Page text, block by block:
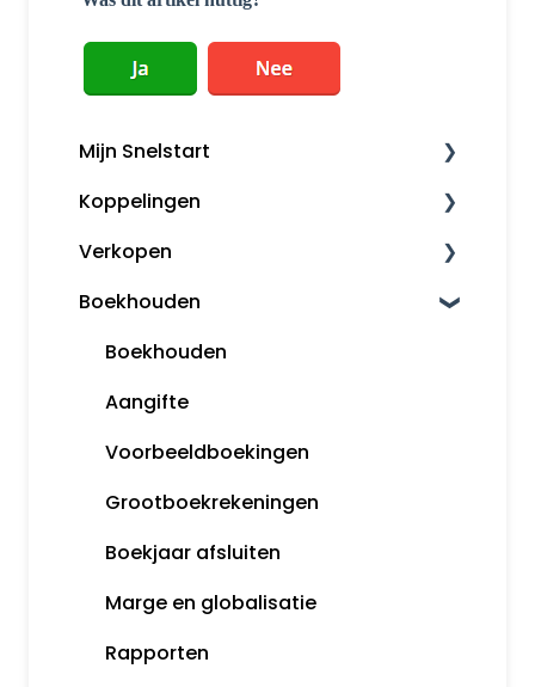
Mijn Snelstart
Mijn Snelstart
Koppelingen
Overige koppelingen
Verkopen
Factureren
Herinneringen en aanmaningen
Opmaak orders
Klanten
Snelstart Kassa
Boekhouden
Boekhouden
Aangifte
Voorbeeldboekingen
Grootboekrekeningen
Boekjaar afsluiten
Marge en globalisatie
Rapporten